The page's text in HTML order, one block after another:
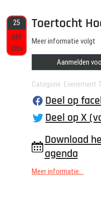
25
okt
2026
Toertocht
Meer informatie volgt
Aanmelden
Categorie Evenement
Deel op
Deel op X
Download
agenda
Meer informatie...